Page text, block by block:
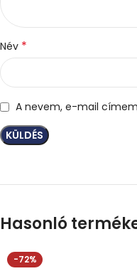
Név *
A nevem, e-mail
Hasonló
-72%